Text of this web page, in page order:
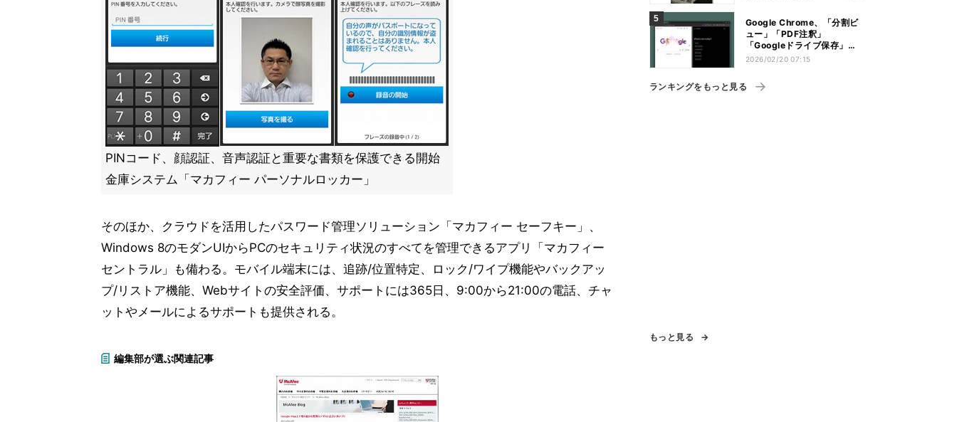
PINコード、顔認証、音声認証と重要な書類を保護できる開始
金庫システム「マカフィー パーソナルロッカー」
そのほか、クラウドを活用したパスワード管理ソリューション「マカフィー セーフキー」、
Windows 8のモダンUIからPCのセキュリティ状況のすべてを管理できるアプリ「マカフィー
セントラル」も備わる。モバイル端末には、追跡/位置特定、ロック/ワイプ機能やバックアッ
プ/リストア機能、Webサイトの安全評価、サポートには365日、9:00から21:00の電話、チャ
ットやメールによるサポートも提供される。
編集部が選ぶ関連記事
Google Chrome、「分割ビ
ュー」「PDF注釈」
「Googleドライブ保存」が
正式機能に
2026/02/20 07:15
ランキングをもっと見る
もっと見る